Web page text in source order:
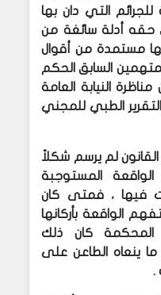
للجرائم التي دان بها
حقه أدلة سائغة من
مستمدة من أقوال
السابق الحكم
النيابة العامة
الطبي للمجني
القانون لم يرسم شكلاً
المستوجبة
فيها ، فمتى كان
الواقعة بأركانها
المحكمة كان ذلك
ينعاه الطاعن على
.